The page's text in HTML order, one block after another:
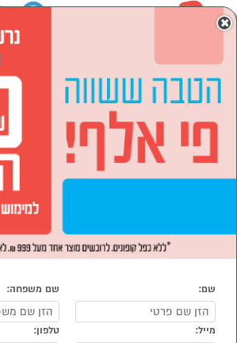
הסתר רשימת קטגוריות
מוצרי חשמל (12)
dyson דייסון
נמצאו 12 מוצרי dyson דייסון
×
שם: שם משפחה:
מייל: טלפון: